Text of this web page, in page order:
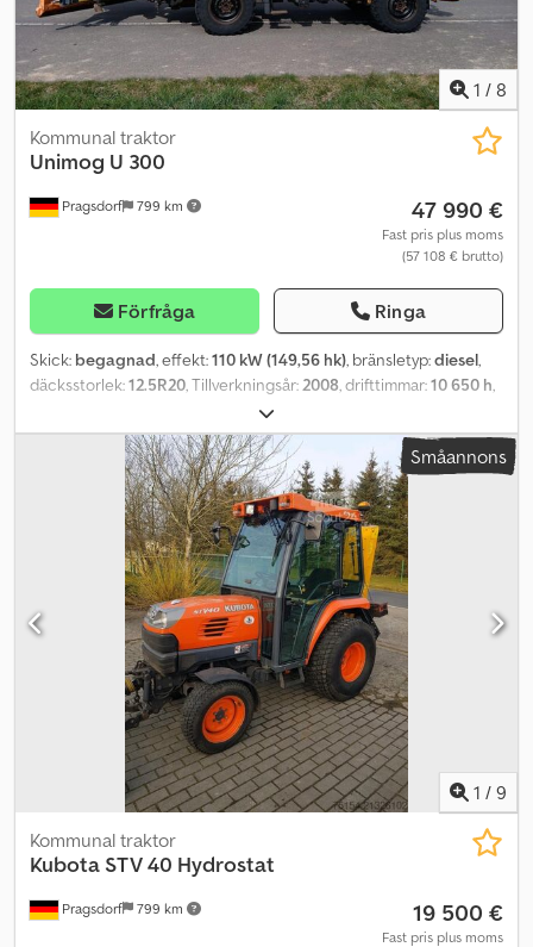
1 / 8
Pragsdorf 799 km
Kommunal traktor
Unimog U 300
47 990 €
Fast pris plus moms
(57 108 € brutto)
Förfråga Ringa
Skick: begagnad, effekt:110 kW (149,56 hk), bränsletyp:diesel,
däcksstorlek:12.5R20, Tillverkningsår:2008, drifttimmar:10 650 h,
, bakdäcksstorlek:
maxhastighet:60 km/h, Utrustning:extra strålkastare, fram
kraftuttag, fyrhjulsdrift, färddator, hytt, luftkonditionering,
tryckluftsbroms, Däck (fram): 12.5R20, Däck (bak): 12.5R20,
Drifttimmar: 10 650, Förstaregistrering: 2008,
Trepunkts-/baklyftfäste, Fjädrad framaxel, Redskapsbärare,
Hydraulisk styrning, Hyttfjädring (mekanisk), Radio, Roterande
varningsljus, Extra vikt, Monteringskonsol, Automatisk
draganordning, Utvändig trepunktstyrning, Utvändig betjäning av
hydraulventiler, 3:e hydraulkrets, Kommunalplatta fram, inklusive
sandspridare, armklippare, Dücker slaghack, snöplog, fyrhjulsdrift,
tippflak, Plats: Kund Dkodjy A Uwcopfx Apher
Småannons
1 / 9
Pragsdorf 799 km
Kommunal traktor
Kubota STV 40 Hydrostat
19 500 €
Fast pris plus moms